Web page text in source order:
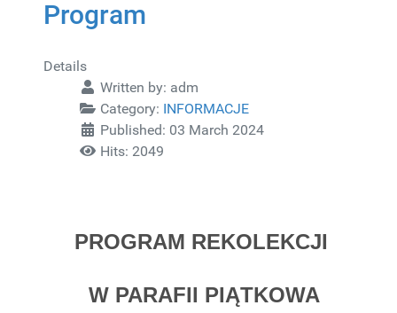
Program
Details
Written by: adm
Category: INFORMACJE
Published: 03 March 2024
Hits: 2049
PROGRAM REKOLEKCJI
W PARAFII PIĄTKOWA